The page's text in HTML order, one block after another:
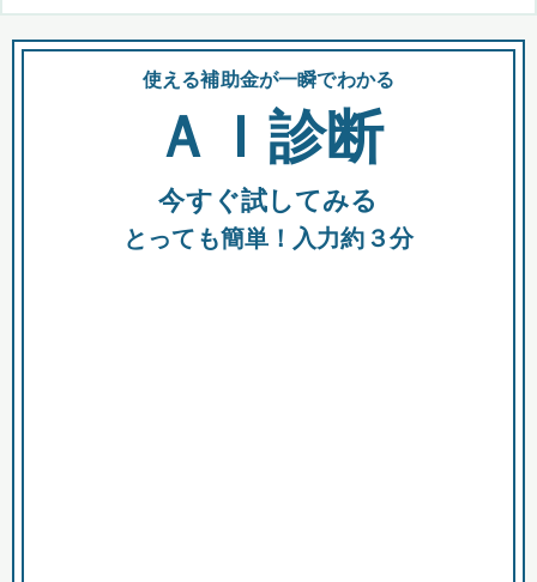
都道府県
全国の検索結果を含めて表示
助成金 融資 出資
使える補助金が一瞬でわかる
ＡＩ診断
今すぐ試してみる
とっても簡単！入力約３分